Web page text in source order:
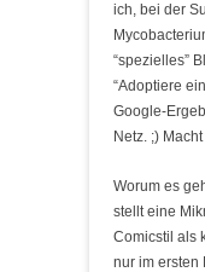
ich, bei der
“spezielles”
“Adoptiere
Google-
Netz. ;)
Worum es
stellt eine
Comicstil als
nur im ersten